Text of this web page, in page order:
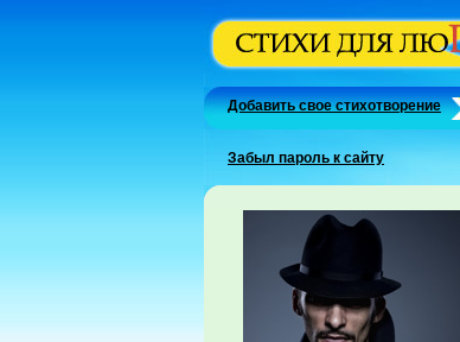
Добавить свое стихотворение
Забыл пароль к сайту